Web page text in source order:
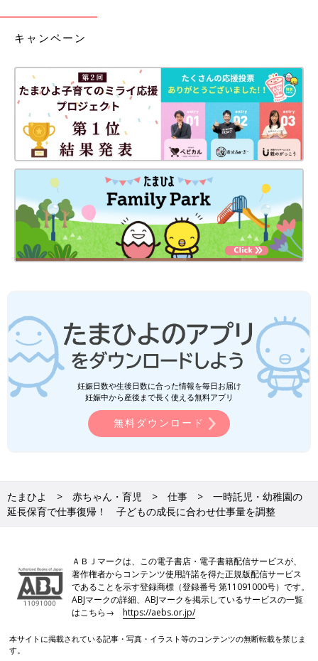
キャンペーン
妊娠日数や生後日数に合った情報を毎日お届け
妊娠中から産後まで長く使える無料アプリ
無料ダウンロード
たまひよ 赤ちゃん・育児 仕事
一時託児・幼稚園の
延長保育で仕事復帰！ 子どもの成長に合わせ仕事量を調整
ＡＢＪマークは、この電子書店・電子書籍配信サービスが、
著作権者からコンテンツ使用許諾を得た正規版配信サービス
であることを示す登録商標（登録番号 第11091000号）です。
ABJマークの詳細、ABJマークを掲示しているサービスの一覧
はこちら→https://aebs.or.jp/
本サイトに掲載されている記事・写真・イラスト等のコンテンツの無断転載を禁じま
す。